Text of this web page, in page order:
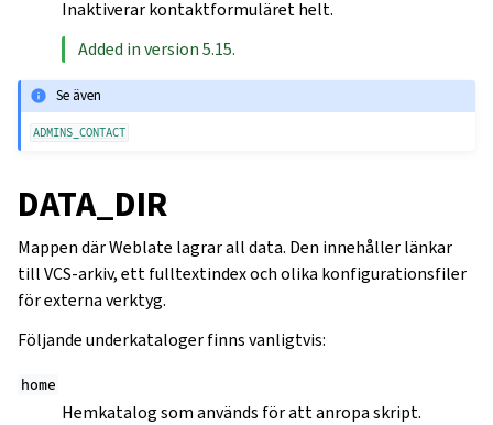
Inaktiverar kontaktformuläret helt.
Added in version 5.15.
Se även
ADMINS_CONTACT
DATA_DIR
Mappen där Weblate lagrar all data. Den innehåller länkar
till VCS-arkiv, ett fulltextindex och olika konfigurationsfiler
för externa verktyg.
Följande underkataloger finns vanligtvis:
home
Hemkatalog som används för att anropa skript.